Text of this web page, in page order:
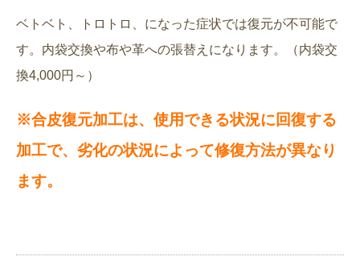
ベトベト、トロトロ、になった症状では復元が不可能で
す。内袋交換や布や革への張替えになります。（内袋交
換4,000円～）
※合皮復元加工は、使用できる状況に回復する
加工で、劣化の状況によって修復方法が異なり
ます。